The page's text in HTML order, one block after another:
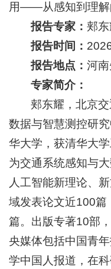
用——从感知到理解
报告专家：郏东
报告时间：
报告地点：河
专家简介：
郏东耀，北京
数据与智慧测控研
华大学，获清华大
为交通系统感知与
人工智能新理论、
域发表论文近100篇
篇。出版专著10部
央媒体包括中国青
学中国人报道，在